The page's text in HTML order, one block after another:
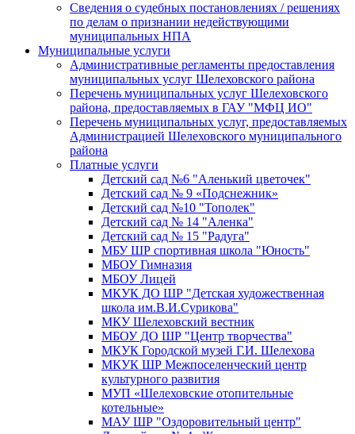
Сведения о судебных постановлениях / решениях
по делам о признании недействующими
муниципальных НПА
Муниципальные услуги
Административные регламенты предоставления
муниципальных услуг Шелеховского района
Перечень муниципальных услуг Шелеховского
района, предоставляемых в ГАУ "МФЦ ИО"
Перечень муниципальных услуг, предоставляемых
Администрацией Шелеховского муниципального
района
Платные услуги
Детский сад №6 "Аленький цветочек"
Детский сад № 9 «Подснежник»
Детский сад №10 "Тополек"
Детский сад № 14 "Аленка"
Детский сад № 15 "Радуга"
МБУ ШР спортивная школа "Юность"
МБОУ Гимназия
МБОУ Лицей
МКУК ДО ШР "Детская художественная
школа им.В.И.Сурикова"
МКУ Шелеховский вестник
МБОУ ДО ШР "Центр творчества"
МКУК Городской музей Г.И. Шелехова
МКУК ШР Межпоселенческий центр
культурного развития
МУП «Шелеховские отопительные
котельные»
МАУ ШР "Оздоровительный центр"